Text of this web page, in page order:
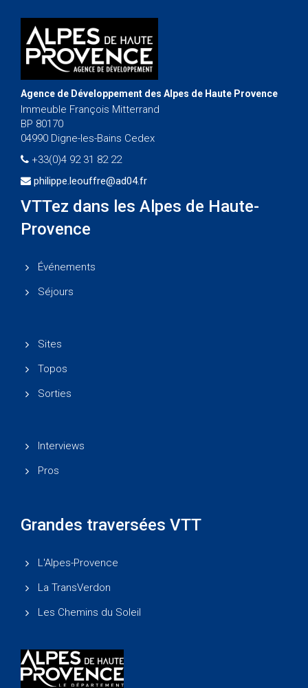
Agence de Développement des Alpes de Haute Provence
Immeuble François Mitterrand
BP 80170
04990 Digne-les-Bains Cedex
+33(0)4 92 31 82 22
philippe.leouffre@ad04.fr
VTTez dans les Alpes de Haute-
Provence
Événements
Séjours
Sites
Topos
Sorties
Interviews
Pros
Grandes traversées VTT
L'Alpes-Provence
La TransVerdon
Les Chemins du Soleil